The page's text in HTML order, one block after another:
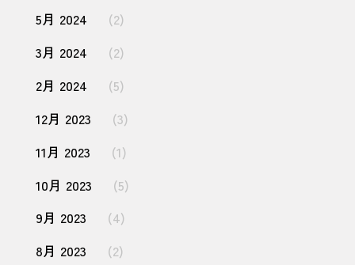
5月 2024
(2)
3月 2024
(2)
2月 2024
(5)
12月 2023
(3)
11月 2023
(1)
10月 2023
(5)
9月 2023
(4)
8月 2023
(2)